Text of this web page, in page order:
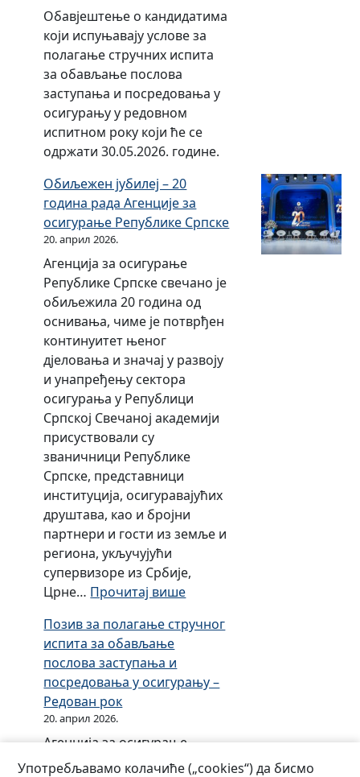
з
а
н
а
д
з
о
р
а
д
п
с
л
о
в
а
њ
е
м
А
г
е
н
ц
и
ј
и
з
а
о
с
и
г
у
р
е
О
м
б
у
д
с
м
а
а
у
о
и
г
у
р
а
њ
у
А
г
е
н
ц
и
ј
е
а
о
с
и
г
у
р
а
њ
е
Р
е
п
у
б
л
и
к
е
С
р
п
к
е
Обавјештење о кандидатима
који испуњавају услове за
полагање стручних испита
за обављање послова
заступања и посредовања у
осигурању у редовном
испитном року који ће се
одржати 30.05.2026. године.
Обиљежен јубилеј – 20
година рада Агенције за
осигурање Републике Српске
20. април 2026.
Агенција за осигурање
Републике Српске свечано је
обиљежила 20 година од
оснивања, чиме је потврђен
континуитет њеног
дјеловања и значај у развоју
и унапређењу сектора
осигурања у Републици
Српској Свечаној академији
присуствовали су
званичници Републике
Српске, представници
институција, осигуравајућих
друштава, као и бројни
партнери и гости из земље и
региона, укључујући
супервизоре из Србије,
Црне… Прочитај више:
б
е
н
ј
Позив за полагање стручног
испита за обављање
послова заступања и
посредовања у осигурању –
Редован рок
20. април 2026.
Агенција за осигурање
Републике Српске организује
Употребљавамо колачиће („cookies“) да бисмо